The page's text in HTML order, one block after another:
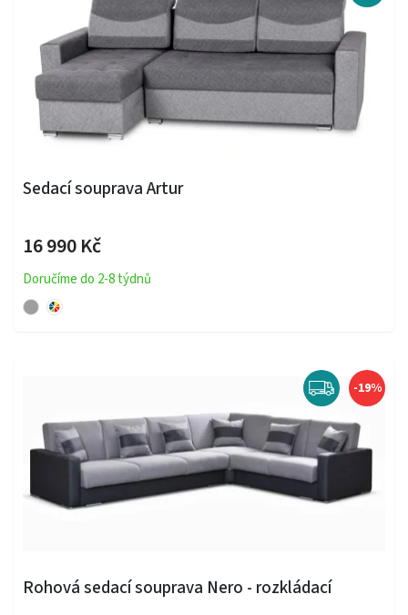
Sedací souprava Artur
16 990 Kč
Doručíme do 2-8 týdnů
-19%
Rohová sedací souprava Nero - rozkládací